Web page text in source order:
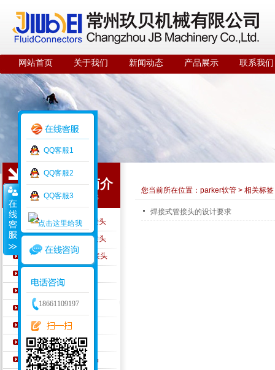
网站首页 关于我们 新闻动态 产品展示 联系我们
公司简介
ABOUT US
PARKER硬管及硬管接头
PARKER软管及软管接头
PARKER A-LOK仪表接头
PARKER密封件
PARKER液压元件
Walterscheid钢管接头
AEROQUIP胶管
WINNER宁波永华产品
您当前所在位置： parker软管 > 相关标签
焊接式管接头的设计要求
QQ客服1
QQ客服2
QQ客服3
18661109197